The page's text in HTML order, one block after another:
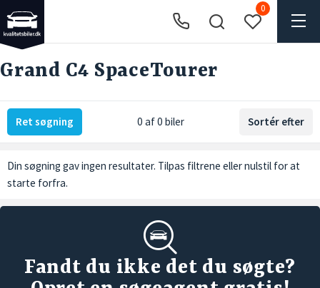
0
Grand C4 SpaceTourer
Ret søgning 0 af 0 biler Sortér efter
Din søgning gav ingen resultater. Tilpas filtrene ellernulstil for at
starte forfra.
Fandt du ikke det du søgte?